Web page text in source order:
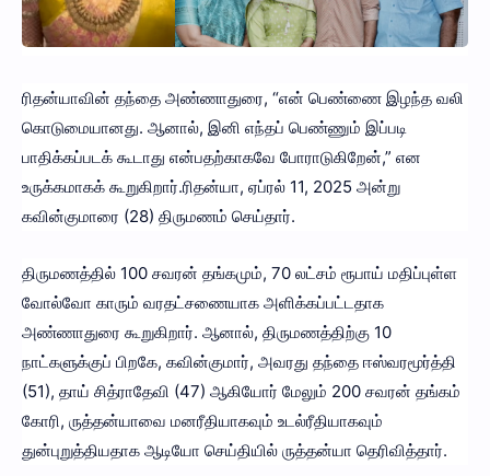
ரிதன்யாவின் தந்தை அண்ணாதுரை, “என் பெண்ணை இழந்த வலி
கொடுமையானது. ஆனால், இனி எந்தப் பெண்ணும் இப்படி
பாதிக்கப்படக் கூடாது என்பதற்காகவே போராடுகிறேன்,” என
உருக்கமாகக் கூறுகிறார்.ரிதன்யா, ஏப்ரல் 11, 2025 அன்று
கவின்குமாரை (28) திருமணம் செய்தார்.
திருமணத்தில் 100 சவரன் தங்கமும், 70 லட்சம் ரூபாய் மதிப்புள்ள
வோல்வோ காரும் வரதட்சணையாக அளிக்கப்பட்டதாக
அண்ணாதுரை கூறுகிறார். ஆனால், திருமணத்திற்கு 10
நாட்களுக்குப் பிறகே, கவின்குமார், அவரது தந்தை ஈஸ்வரமூர்த்தி
(51), தாய் சித்ராதேவி (47) ஆகியோர் மேலும் 200 சவரன் தங்கம்
கோரி, ருத்தன்யாவை மனரீதியாகவும் உடல்ரீதியாகவும்
துன்புறுத்தியதாக ஆடியோ செய்தியில் ருத்தன்யா தெரிவித்தார்.